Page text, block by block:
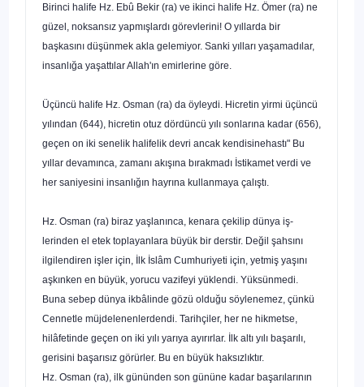
Birinci halife Hz. Ebû Bekir (ra) ve ikinci halife Hz. Ömer (ra) ne
güzel, noksansız yapmışlardı görevlerini! O yıllarda bir
başkasını düşünmek akla gelemiyor. Sanki yılları yaşamadılar,
insanlığa yaşattılar Allah'ın emirlerine göre.
Üçüncü halife Hz. Osman (ra) da öyleydi. Hicretin yirmi üçüncü
yılından (644), hicretin otuz dördüncü yılı sonlarına ka­dar (656),
geçen on iki senelik halifelik devri ancak kendisinehastı" Bu
yıllar devamınca, zamanı akışına bırakmadı İstikamet verdi ve
her saniyesini insanlığın hayrına kullanmaya çalıştı.
Hz. Osman (ra) biraz yaşlanınca, kenara çekilip dünya iş­
lerinden el etek toplayanlara büyük bir derstir. Değil şahsını
ilgilendiren işler için, İlk İslâm Cumhuriyeti için, yetmiş yaşını
aşkınken en büyük, yorucu vazifeyi yüklendi. Yüksünmedi.
Buna sebep dünya ikbâlinde gözü olduğu söylenemez, çünkü
Cennetle müjdelenenlerdendi. Tarihçiler, her ne hikmet­se,
hilâfetinde geçen on iki yılı yarıya ayırırlar. İlk altı yılı başa­rılı,
gerisini başarısız görürler. Bu en büyük haksızlıktır.
Hz. Osman (ra), ilk gününden son gününe kadar başarıla­rının